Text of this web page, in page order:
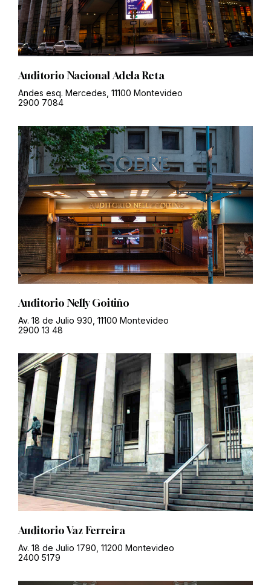
Auditorio Nacional Adela Reta
Andes esq. Mercedes, 11100 Montevideo
2900 7084
Auditorio Nelly Goitiño
Av. 18 de Julio 930, 11100 Montevideo
2900 13 48
Auditorio Vaz Ferreira
Av. 18 de Julio 1790, 11200 Montevideo
2400 5179